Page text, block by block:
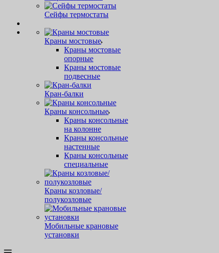
Сейфы термостаты
Краны мостовые
Краны мостовые
опорные
Краны мостовые
подвесные
Кран-балки
Краны консольные
Краны консольные
на колонне
Краны консольные
настенные
Краны консольные
специальные
Краны козловые/
полукозловые
Мобильные крановые
установки